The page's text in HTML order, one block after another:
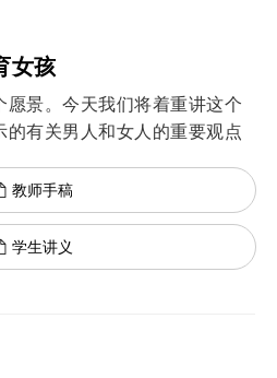
女孩
景。今天我们将着重讲这个
的有关男人和女人的重要观点
教师手稿
学生讲义